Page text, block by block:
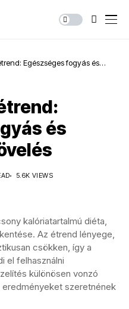
Egészséges fogyás és
és
5.6K VIEWS
kalóriatartalmú diéta,
Az étrend lényege,
csökken, így a
el felhasználni
különösen vonzó
szeretnének